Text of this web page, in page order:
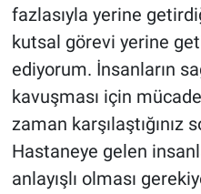
fazlasıyla yerine
kutsal görevi yerine
ediyorum. İnsanların
kavuşması için
zaman karşılaştığınız
Hastaneye gelen
anlayışlı olması